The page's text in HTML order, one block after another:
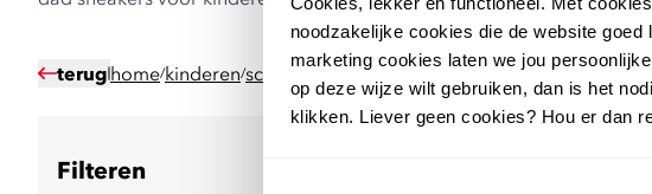
noodzakelijke cookies die de website
marketing cookies laten we jou
op deze wijze wilt gebruiken, dan is het
klikken. Liever geen cookies? Hou er dan
terug home/kinderen/schoenen sneakers dad sneakers
Filteren